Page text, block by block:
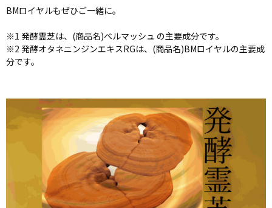
BMロイヤルもぜひご一緒に。
※1 発酵霊芝は、(商品名)ベルマッシュ の主要成分です。
※2 発酵オタネニンジンエキスRGは、(商品名)BMロイヤルの主要成
分です。